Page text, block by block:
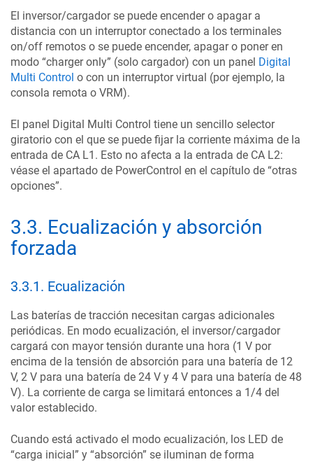
El inversor/cargador se puede encender o apagar a
distancia con un interruptor conectado a los terminales
on/off remotos o se puede encender, apagar o poner en
modo “charger only” (solo cargador) con un panel Digital
Multi Control o con un interruptor virtual (por ejemplo, la
consola remota o VRM).
El panel Digital Multi Control tiene un sencillo selector
giratorio con el que se puede fijar la corriente máxima de la
entrada de CA L1. Esto no afecta a la entrada de CA L2:
véase el apartado de PowerControl en el capítulo de “otras
opciones”.
3.3. Ecualización y absorción
forzada
3.3.1. Ecualización
Las baterías de tracción necesitan cargas adicionales
periódicas. En modo ecualización, el inversor/cargador
cargará con mayor tensión durante una hora (1 V por
encima de la tensión de absorción para una batería de 12
V, 2 V para una batería de 24 V y 4 V para una batería de 48
V). La corriente de carga se limitará entonces a 1/4 del
valor establecido.
Cuando está activado el modo ecualización, los LED de
“carga inicial” y “absorción” se iluminan de forma